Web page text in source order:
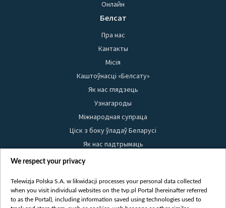
Онлайн
Белсат
Пра нас
Кантакты
Місія
Каштоўнасці «Белсату»
Як нас глядзець
Узнагароды
Міжнародная супраца
Ціск з боку ўладаў Беларусі
Як нас падтрымаць
Правілы выкарыстання матэрыялаў
Бяспека
Youtube
We respect your privacy
Telewizja Polska S.A. w likwidacji processes your personal data collected
when you visit individual websites on the tvp.pl Portal (hereinafter referred
to as the Portal), including information saved using technologies used to